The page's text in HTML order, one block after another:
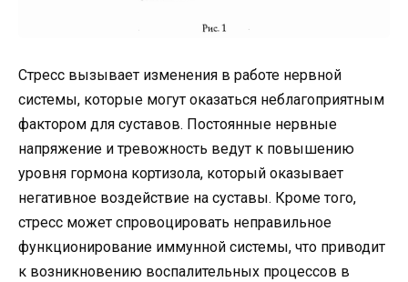
Стресс вызывает изменения в работе нервной
системы, которые могут оказаться неблагоприятным
фактором для суставов. Постоянные нервные
напряжение и тревожность ведут к повышению
уровня гормона кортизола, который оказывает
негативное воздействие на суставы. Кроме того,
стресс может спровоцировать неправильное
функционирование иммунной системы, что приводит
к возникновению воспалительных процессов в